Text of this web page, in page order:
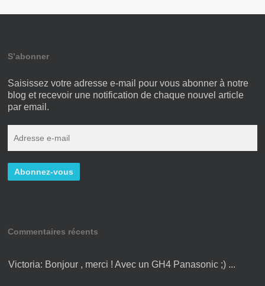
S’abonner
Saisissez votre adresse e-mail pour vous abonner à notre
blog et recevoir une notification de chaque nouvel article
par email.
Commentaires récents
Victoria: Bonjour , merci ! Avec un GH4 Panasonic ;) ...